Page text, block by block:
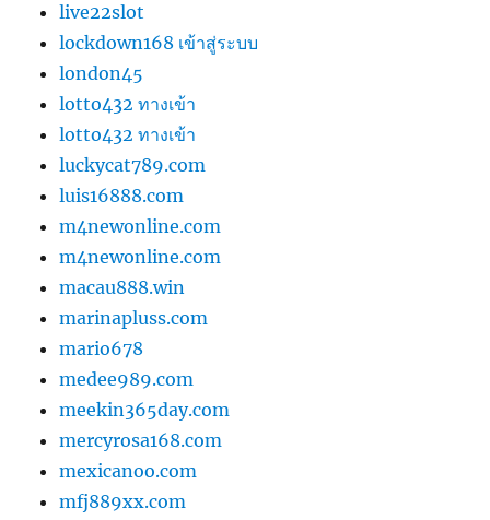
live22slot
lockdown168 เข้าสู่ระบบ
london45
lotto432 ทางเข้า
lotto432 ทางเข้า
luckycat789.com
luis16888.com
m4newonline.com
m4newonline.com
macau888.win
marinapluss.com
mario678
medee989.com
meekin365day.com
mercyrosa168.com
mexicanoo.com
mfj889xx.com